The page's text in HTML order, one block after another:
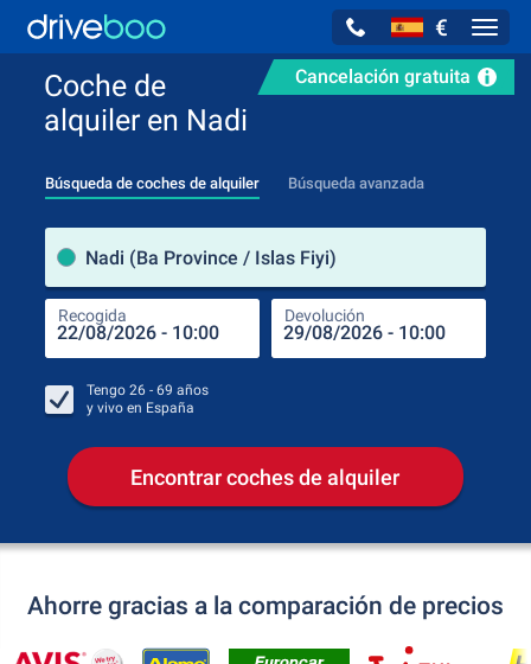
€
Cancelación gratuita
Coche de
alquiler en Nadi
Búsqueda de coches de alquiler Búsqueda avanzada
Nadi (Ba Province / Islas Fiyi)
Recogida Devolución
Tengo 26 - 69 años
y vivo en España
Encontrar coches de alquiler
Ahorre gracias a la comparación de precios